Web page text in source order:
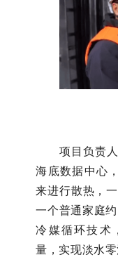
项目负责
海底数据中心
来进行散热，
一个普通家庭
冷媒循环技术
量，实现淡水零